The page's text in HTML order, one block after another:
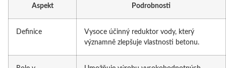
Aspekt Podrobnosti
Definice
Vysoce účinný reduktor vody, který
významně zlepšuje vlastnosti betonu.